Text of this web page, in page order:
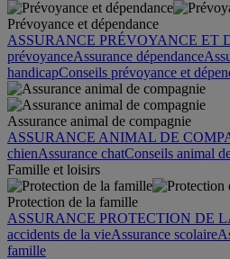
Prévoyance et dépendance
ASSURANCE PRÉVOYANCE ET
prévoyanceAssurance dépendance
handicapConseils prévoyance et
Assurance animal de compagnie
ASSURANCE ANIMAL DE
chienAssurance chatConseils animal
Famille et loisirs
Protection de la famille
ASSURANCE PROTECTION DE
accidents de la vieAssurance scolaire
famille